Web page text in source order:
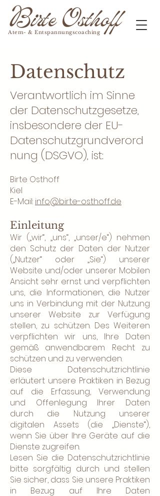
Atem- & Entspannungscoaching
Datenschutz
Verantwortlich im Sinne
der Datenschutzgesetze,
insbesondere der EU-
Datenschutzgrundverord
nung (DSGVO), ist:
Birte Osthoff
Kiel
E-Mail: info@birte-osthoff.de
Einleitung
Wir („wir“, „uns“, „unser/e“) nehmen
den Schutz der Daten der Nutzer
(„Nutzer“ oder „Sie“) unserer
Website und/oder unserer Mobilen
Ansicht sehr ernst und verpflichten
uns, die Informationen, die Nutzer
uns in Verbindung mit der Nutzung
unserer Website zur Verfügung
stellen, zu schützen. Des Weiteren
verpflichten wir uns, Ihre Daten
gemäß anwendbarem Recht zu
schützen und zu verwenden.
Diese Datenschutzrichtlinie
erläutert unsere Praktiken in Bezug
auf die Erfassung, Verwendung
und Offenlegung Ihrer Daten
durch die Nutzung unserer
digitalen Assets (die „Dienste“),
wenn Sie über Ihre Geräte auf die
Dienste zugreifen.
Lesen Sie die Datenschutzrichtlinie
bitte sorgfältig durch und stellen
Sie sicher, dass Sie unsere Praktiken
in Bezug auf Ihre Daten